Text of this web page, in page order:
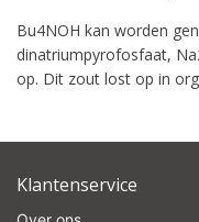
Bu4NOH kan worden
dinatriumpyrofosfaat,
op. Dit zout lost op in
Klantenservice